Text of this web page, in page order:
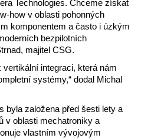
Technologies. Chceme získat
how v oblasti pohonných
komponentem a často i úzkým
bezpilotních
majitel CSG.
integraci, která nám
systémy,“ dodal Michal
byla založena před šesti lety a
v oblasti mechatroniky a
vlastním vývojovým